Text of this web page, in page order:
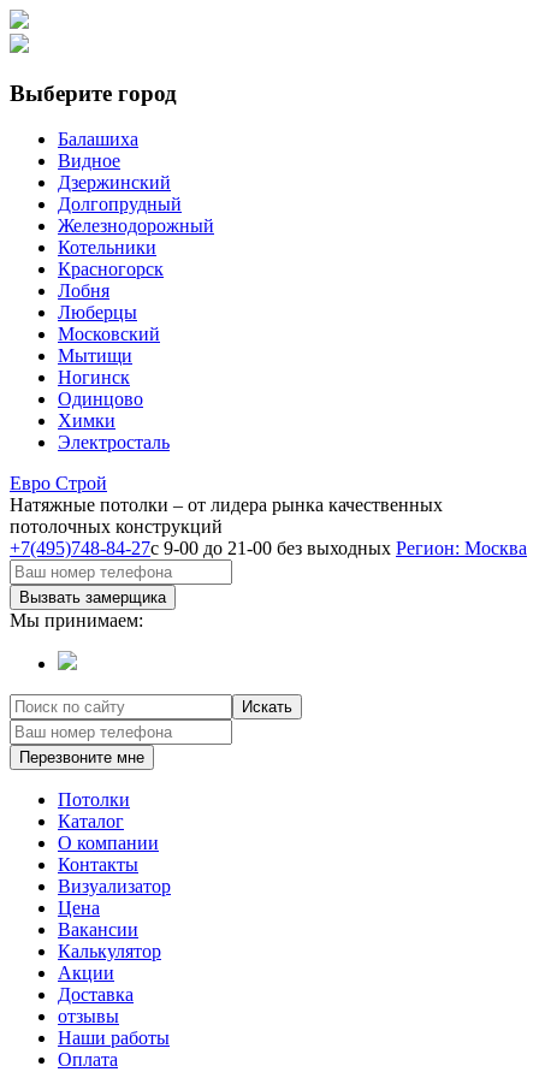
Выберите город
Балашиха
Видное
Дзержинский
Долгопрудный
Железнодорожный
Котельники
Красногорск
Лобня
Люберцы
Московский
Мытищи
Ногинск
Одинцово
Химки
Электросталь
Евро Строй
Натяжные потолки – от лидера рынка качественных
потолочных конструкций
+7(495)748-84-27с 9-00 до 21-00 без выходных Регион: Москва
Вызвать замерщика
Мы принимаем:
Искать
Перезвоните мне
Потолки
Каталог
О компании
Контакты
Визуализатор
Цена
Вакансии
Калькулятор
Акции
Доставка
отзывы
Наши работы
Оплата